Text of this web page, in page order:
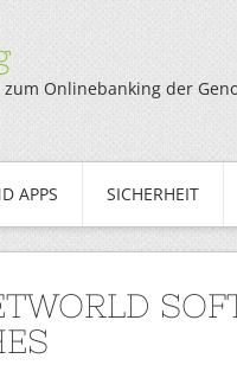
Onlinebanking der
APPS SICHERHEIT